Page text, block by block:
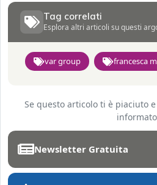
Tag correlati
Esplora altri articoli su questi
var group francesca
Se questo articolo ti è piaciuto
informato
Newsletter Gratuita